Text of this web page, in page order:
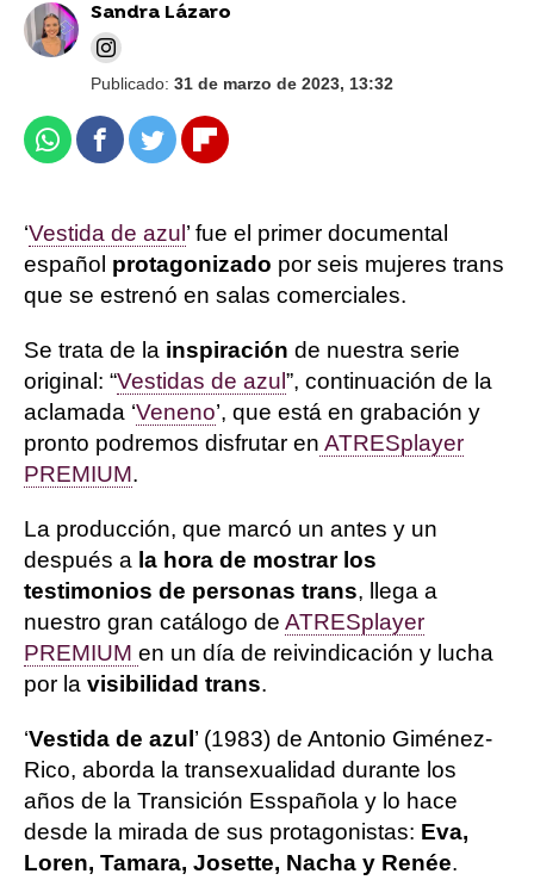
Sandra Lázaro
Publicado: 31 de marzo de 2023, 13:32
WhatsappFacebook
TwitterFlipboard
‘Vestida de azul ’ fue el primer documental
español protagonizado por seis mujeres trans
que se estrenó en salas comerciales.
Se trata de la inspiración de nuestra serie
original: “Vestidas de azul ”, continuación de la
aclamada ‘Veneno’, que está en grabación y
pronto podremos disfrutar en ATRESplayer
PREMIUM.
La producción, que marcó un antes y un
después a la hora de mostrar los
testimonios de personas trans, llega a
nuestro gran catálogo de ATRESplayer
PREMIUM en un día de reivindicación y lucha
por la visibilidad trans.
‘Vestida de azul ’ (1983) de Antonio Giménez-
Rico, aborda la transexualidad durante los
años de la Transición Esspañola y lo hace
desde la mirada de sus protagonistas: Eva,
Loren, Tamara, Josette, Nacha y Renée.